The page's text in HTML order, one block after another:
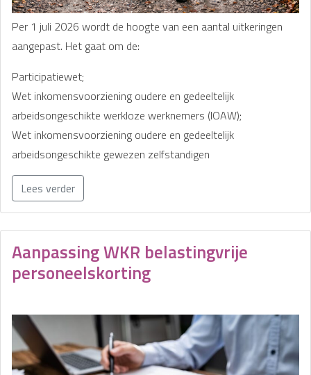
Per 1 juli 2026 wordt de hoogte van een aantal uitkeringen
aangepast. Het gaat om de:
Participatiewet;
Wet inkomensvoorziening oudere en gedeeltelijk
arbeidsongeschikte werkloze werknemers (IOAW);
Wet inkomensvoorziening oudere en gedeeltelijk
arbeidsongeschikte gewezen zelfstandigen
Lees verder
Aanpassing WKR belastingvrije
personeelskorting